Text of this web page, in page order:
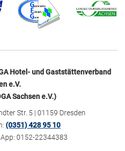
Hotel- und Gaststättenverband
e.V.
Sachsen e.V.)
Str. 5 | 01159 Dresden
(0351) 428 95 10
0152-22344383